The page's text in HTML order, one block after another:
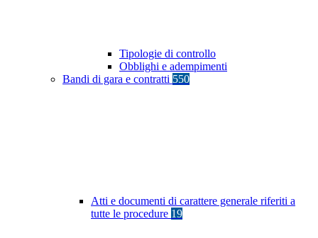
Tipologie di controllo
Obblighi e adempimenti
Bandi di gara e contratti 550
Atti e documenti di carattere generale riferiti a
tutte le procedure 19